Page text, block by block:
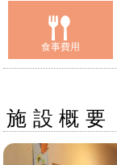
食事費用
施設概要